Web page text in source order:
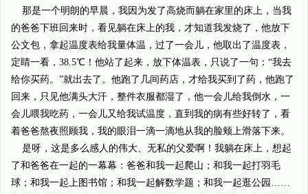
那是一个明朗的早晨，我因为发了高烧而躺在家里的床上，当我
的爸爸下班回来时，看见躺在床上的我，才知道我发烧了，他放下
公文包，拿起温度表给我量体温，过了一会儿，他取出了温度表，
定睛一看，38.5℃！他站了起来，放下体温表，只说了一句：“我去
给你买药。”就出去了。他跑了几间药店，才给我买到了药，他跑了
回来，只见他满头大汗，整件衣服都湿了，他一会儿给我倒水，一
会儿喂我吃药，一会儿又给我试温度，直到我的病有些好转了，看
着爸爸熬夜照顾我，我的眼泪一滴一滴地从我的脸颊上滑落下来。
是呀，这是多么感人的伟大、无私的父爱啊！我躺在床上，想起
了和爸爸在一起的一幕幕：爸爸和我一起爬山；和我一起打羽毛
球；和我一起上图书馆；和我一起解数学题；和我一起逛公园……